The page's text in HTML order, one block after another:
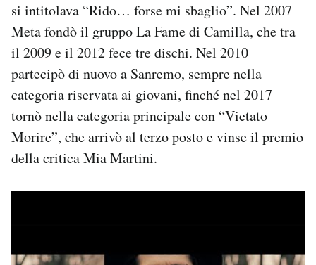
si intitolava “Rido… forse mi sbaglio”. Nel 2007
Meta fondò il gruppo La Fame di Camilla, che tra
il 2009 e il 2012 fece tre dischi. Nel 2010
partecipò di nuovo a Sanremo, sempre nella
categoria riservata ai giovani, finché nel 2017
tornò nella categoria principale con “Vietato
Morire”, che arrivò al terzo posto e vinse il premio
della critica Mia Martini.